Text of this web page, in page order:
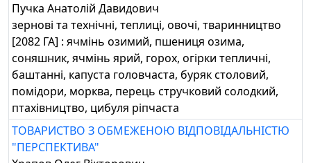
Пучка Анатолій Давидович
зернові та технічні, теплиці, овочі, тваринництво
[2082 ГА] : ячмінь озимий, пшениця озима,
соняшник, ячмінь ярий, горох, огірки тепличні,
баштанні, капуста головчаста, буряк столовий,
помідори, морква, перець стручковий солодкий,
птахівництво, цибуля ріпчаста
ТОВАРИСТВО З ОБМЕЖЕНОЮ ВІДПОВІДАЛЬНІСТЮ
"ПЕРСПЕКТИВА"